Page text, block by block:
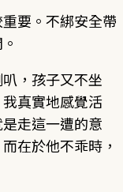
要。不綁安全帶
，孩子又不坐
真實地感覺活
走這一遭的意
在於他不乖時，